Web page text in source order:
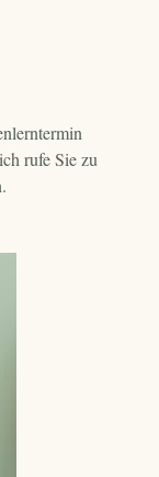
rufe Sie zu